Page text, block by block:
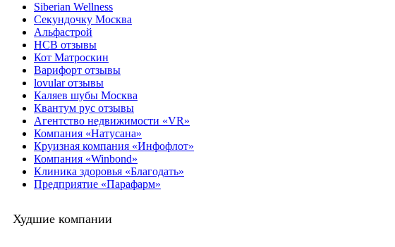
Siberian Wellness
Секундочку Москва
Альфастрой
НСВ отзывы
Кот Матроскин
Варифорт отзывы
lovular отзывы
Каляев шубы Москва
Квантум рус отзывы
Агентство недвижимости «VR»
Компания «Натусана»
Круизная компания «Инфофлот»
Компания «Winbond»
Клиника здоровья «Благодать»
Предприятие «Парафарм»
Худшие компании